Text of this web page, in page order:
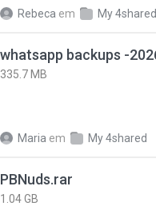
Rebeca em My 4shared
335.7 MB
Maria em My 4shared
PBNuds.rar
1.04 GB